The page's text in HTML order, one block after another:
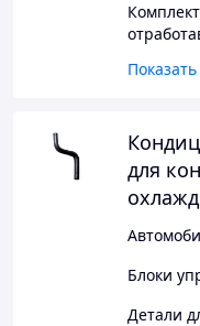
для
Блоки
Детали